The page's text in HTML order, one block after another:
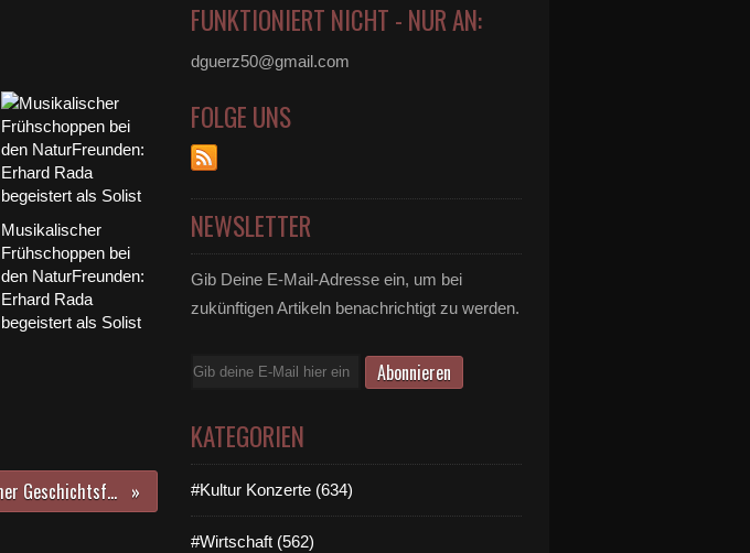
Musikalischer
Frühschoppen bei
den NaturFreunden:
Erhard Rada
begeistert als Solist
Studienarbeit der Veitshöchheimer Geschichtsforscherin Dr. Anne-Marie Greving offenbart: Nazi-Schergen richteten auch in der italienischen Partnerstadt Greve in Chianti ein kriegsverbrecherisches Massaker an.
FUNKTIONIERT NICHT - NUR AN:
dguerz50@gmail.com
FOLGE UNS
NEWSLETTER
Gib Deine E-Mail-Adresse ein, um bei
zukünftigen Artikeln benachrichtigt zu werden.
E-
KATEGORIEN
#Kultur Konzerte (634)
#Wirtschaft (562)